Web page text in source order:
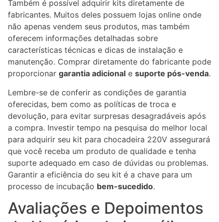
Também é possível adquirir kits diretamente de
fabricantes. Muitos deles possuem lojas online onde
não apenas vendem seus produtos, mas também
oferecem informações detalhadas sobre
características técnicas e dicas de instalação e
manutenção. Comprar diretamente do fabricante pode
proporcionar garantia adicional e suporte pós-venda.
Lembre-se de conferir as condições de garantia
oferecidas, bem como as políticas de troca e
devolução, para evitar surpresas desagradáveis após
a compra. Investir tempo na pesquisa do melhor local
para adquirir seu kit para chocadeira 220V assegurará
que você receba um produto de qualidade e tenha
suporte adequado em caso de dúvidas ou problemas.
Garantir a eficiência do seu kit é a chave para um
processo de incubação bem-sucedido.
Avaliações e Depoimentos